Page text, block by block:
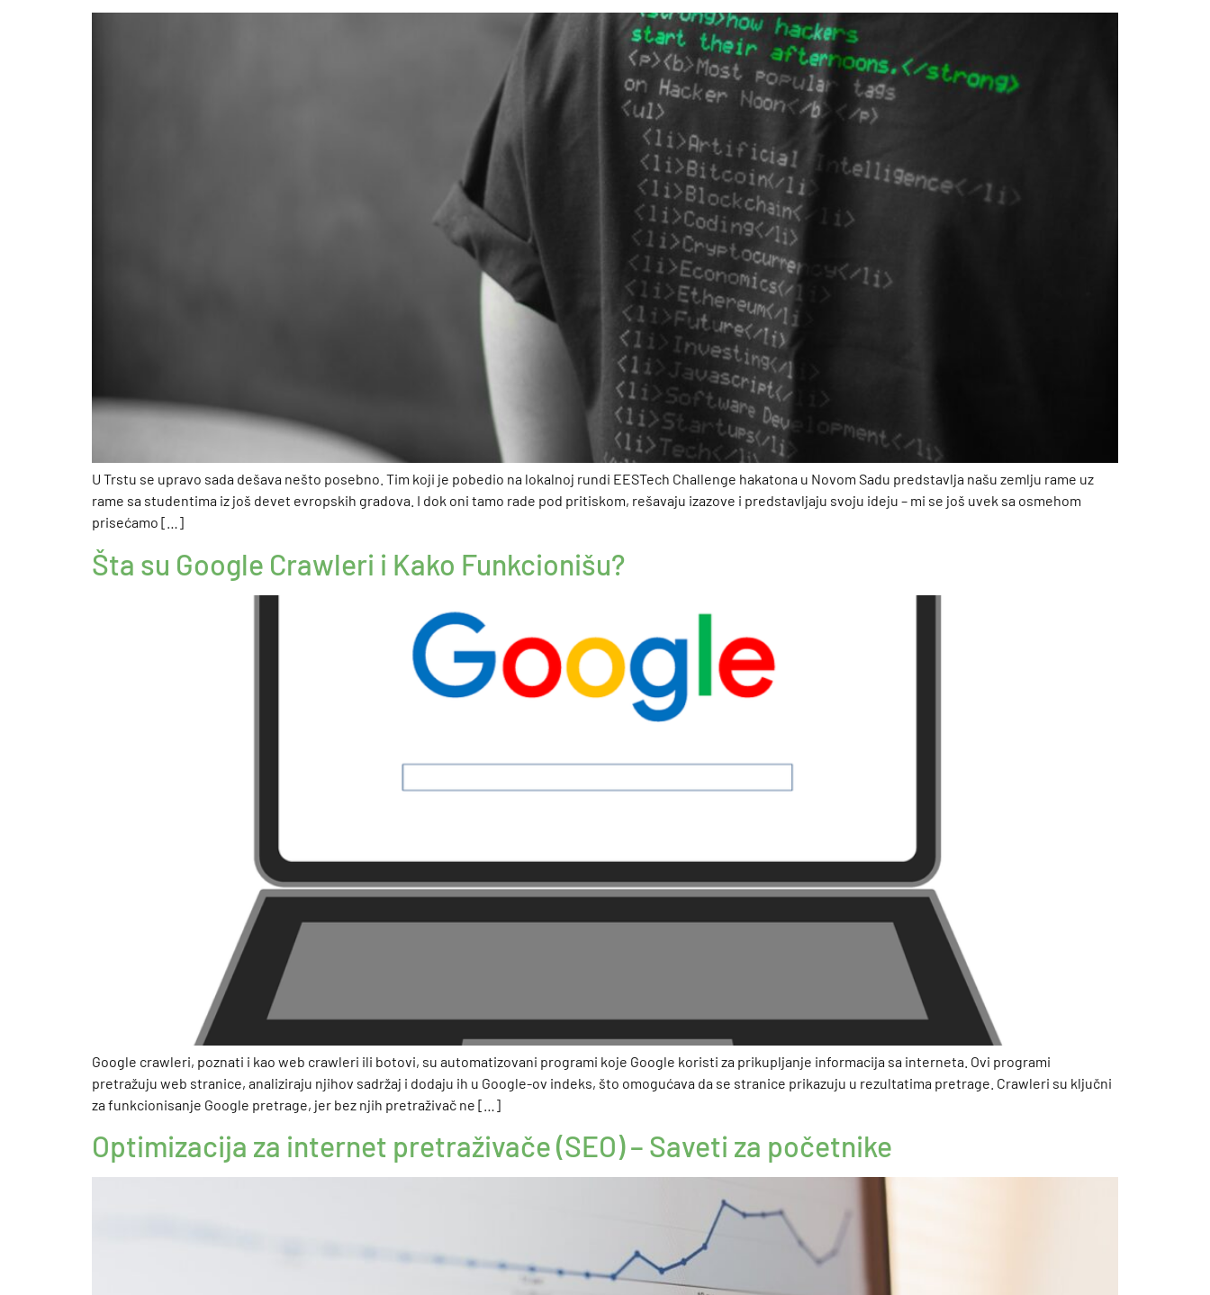
U Trstu se upravo sada dešava nešto posebno. Tim koji je pobedio na lokalnoj rundi EESTech Challenge hakatona u Novom Sadu predstavlja našu zemlju rame uz
rame sa studentima iz još devet evropskih gradova. I dok oni tamo rade pod pritiskom, rešavaju izazove i predstavljaju svoju ideju – mi se još uvek sa osmehom
prisećamo […]
Šta su Google Crawleri i Kako Funkcionišu?
Google crawleri, poznati i kao web crawleri ili botovi, su automatizovani programi koje Google koristi za prikupljanje informacija sa interneta. Ovi programi
pretražuju web stranice, analiziraju njihov sadržaj i dodaju ih u Google-ov indeks, što omogućava da se stranice prikazuju u rezultatima pretrage. Crawleri su ključni
za funkcionisanje Google pretrage, jer bez njih pretraživač ne […]
Optimizacija za internet pretraživače (SEO) – Saveti za početnike